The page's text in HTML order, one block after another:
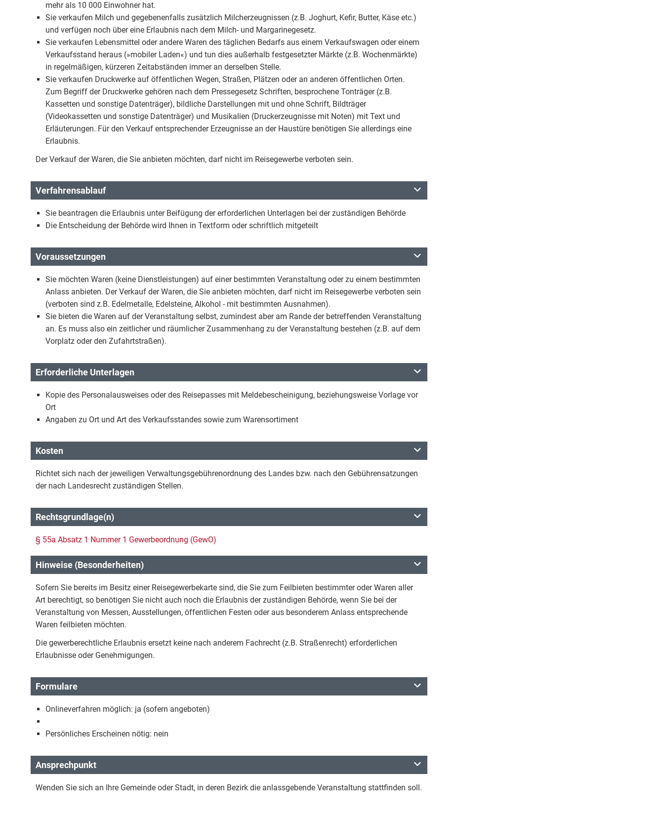
mehr als 10 000 Einwohner hat.
Sie verkaufen Milch und gegebenenfalls zusätzlich Milcherzeugnissen (z.B. Joghurt, Kefir, Butter, Käse etc.)
und verfügen noch über eine Erlaubnis nach dem Milch- und Margarinegesetz.
Sie verkaufen Lebensmittel oder andere Waren des täglichen Bedarfs aus einem Verkaufswagen oder einem
Verkaufsstand heraus (»mobiler Laden«) und tun dies außerhalb festgesetzter Märkte (z.B. Wochenmärkte)
in regelmäßigen, kürzeren Zeitabständen immer an derselben Stelle.
Sie verkaufen Druckwerke auf öffentlichen Wegen, Straßen, Plätzen oder an anderen öffentlichen Orten.
Zum Begriff der Druckwerke gehören nach dem Pressegesetz Schriften, besprochene Tonträger (z.B.
Kassetten und sonstige Datenträger), bildliche Darstellungen mit und ohne Schrift, Bildträger
(Videokassetten und sonstige Datenträger) und Musikalien (Druckerzeugnisse mit Noten) mit Text und
Erläuterungen. Für den Verkauf entsprechender Erzeugnisse an der Haustüre benötigen Sie allerdings eine
Erlaubnis.
Der Verkauf der Waren, die Sie anbieten möchten, darf nicht im Reisegewerbe verboten sein.
Verfahrensablauf
Sie beantragen die Erlaubnis unter Beifügung der erforderlichen Unterlagen bei der zuständigen Behörde
Die Entscheidung der Behörde wird Ihnen in Textform oder schriftlich mitgeteilt
Voraussetzungen
Sie möchten Waren (keine Dienstleistungen) auf einer bestimmten Veranstaltung oder zu einem bestimmten
Anlass anbieten. Der Verkauf der Waren, die Sie anbieten möchten, darf nicht im Reisegewerbe verboten sein
(verboten sind z.B. Edelmetalle, Edelsteine, Alkohol - mit bestimmten Ausnahmen).
Sie bieten die Waren auf der Veranstaltung selbst, zumindest aber am Rande der betreffenden Veranstaltung
an. Es muss also ein zeitlicher und räumlicher Zusammenhang zu der Veranstaltung bestehen (z.B. auf dem
Vorplatz oder den Zufahrtstraßen).
Erforderliche Unterlagen
Kopie des Personalausweises oder des Reisepasses mit Meldebescheinigung, beziehungsweise Vorlage vor
Ort
Angaben zu Ort und Art des Verkaufsstandes sowie zum Warensortiment
Kosten
Richtet sich nach der jeweiligen Verwaltungsgebührenordnung des Landes bzw. nach den Gebührensatzungen
der nach Landesrecht zuständigen Stellen.
Rechtsgrundlage(n)
§ 55a Absatz 1 Nummer 1 Gewerbeordnung (GewO)
Hinweise (Besonderheiten)
Sofern Sie bereits im Besitz einer Reisegewerbekarte sind, die Sie zum Feilbieten bestimmter oder Waren aller
Art berechtigt, so benötigen Sie nicht auch noch die Erlaubnis der zuständigen Behörde, wenn Sie bei der
Veranstaltung von Messen, Ausstellungen, öffentlichen Festen oder aus besonderem Anlass entsprechende
Waren feilbieten möchten.
Die gewerberechtliche Erlaubnis ersetzt keine nach anderem Fachrecht (z.B. Straßenrecht) erforderlichen
Erlaubnisse oder Genehmigungen.
Formulare
Onlineverfahren möglich: ja (sofern angeboten)
Persönliches Erscheinen nötig: nein
Ansprechpunkt
Wenden Sie sich an Ihre Gemeinde oder Stadt, in deren Bezirk die anlassgebende Veranstaltung stattfinden soll.